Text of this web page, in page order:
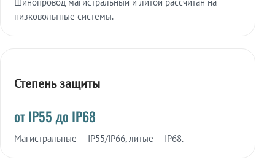
низковольтные системы.
Степень защиты
от IP55 до IP68
Магистральные — IP55/IP66, литые — IP68.